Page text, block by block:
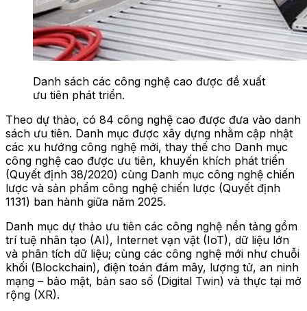
Danh sách các công nghệ cao được đề xuất
ưu tiên phát triển.
Theo dự thảo, có 84 công nghệ cao được đưa vào danh
sách ưu tiên. Danh mục được xây dựng nhằm cập nhật
các xu hướng công nghệ mới, thay thế cho Danh mục
công nghệ cao được ưu tiên, khuyến khích phát triển
(Quyết định 38/2020) cùng Danh mục công nghệ chiến
lược và sản phẩm công nghệ chiến lược (Quyết định
1131) ban hành giữa năm 2025.
Danh mục dự thảo ưu tiên các công nghệ nền tảng gồm
trí tuệ nhân tạo (AI), Internet vạn vật (IoT), dữ liệu lớn
và phân tích dữ liệu; cùng các công nghệ mới như chuỗi
khối (Blockchain), điện toán đám mây, lượng tử, an ninh
mạng – bảo mật, bản sao số (Digital Twin) và thực tại mở
rộng (XR).